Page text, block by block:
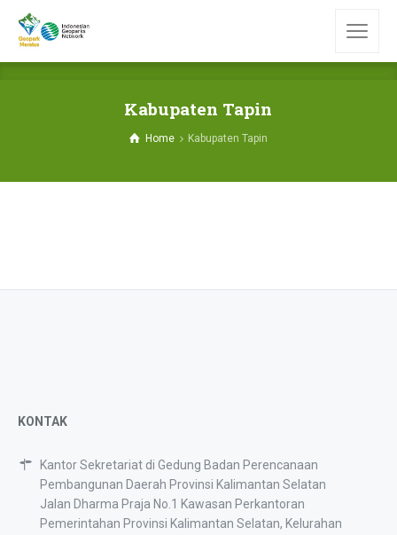
Kabupaten Tapin
Home Kabupaten Tapin
KONTAK
Kantor Sekretariat di Gedung Badan Perencanaan
Pembangunan Daerah Provinsi Kalimantan Selatan
Jalan Dharma Praja No.1 Kawasan Perkantoran
Pemerintahan Provinsi Kalimantan Selatan, Kelurahan